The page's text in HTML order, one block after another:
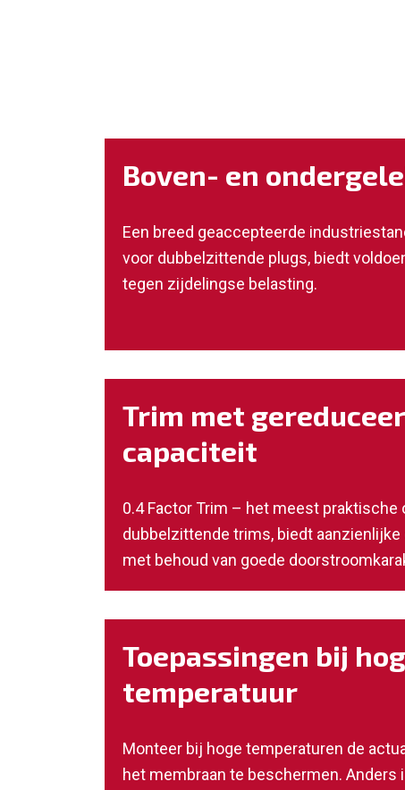
Boven- en
Een breed geaccepteerde
voor dubbelzittende plugs, biedt
tegen zijdelingse belasting.
Trim met
capaciteit
0.4 Factor Trim – het meest praktische
dubbelzittende trims, biedt
met behoud van goede
Toepassingen bij
temperatuur
Monteer bij hoge temperaturen de
het membraan te beschermen. Anders